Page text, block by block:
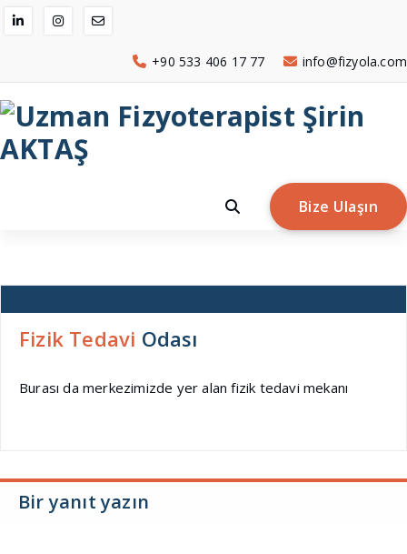
geç
info@fizyola.com
+90 533 406 17 77
Bize Ulaşın
Fizik Tedavi Odası
Burası da merkezimizde yer alan fizik tedavi mekanı
Bir yanıt yazın